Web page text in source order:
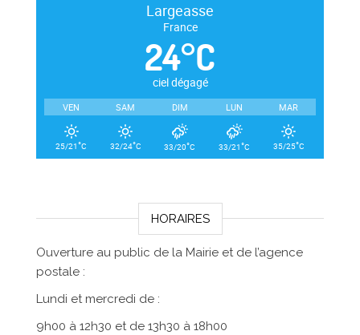
Largeasse
France
24°C
ciel dégagé
VEN SAM DIM LUN MAR
25/21°C 32/24°C 33/20°C 33/21°C 35/25°C
HORAIRES
Ouverture au public de la Mairie et de l’agence
postale :
Lundi et mercredi de :
9h00 à 12h30 et de 13h30 à 18h00